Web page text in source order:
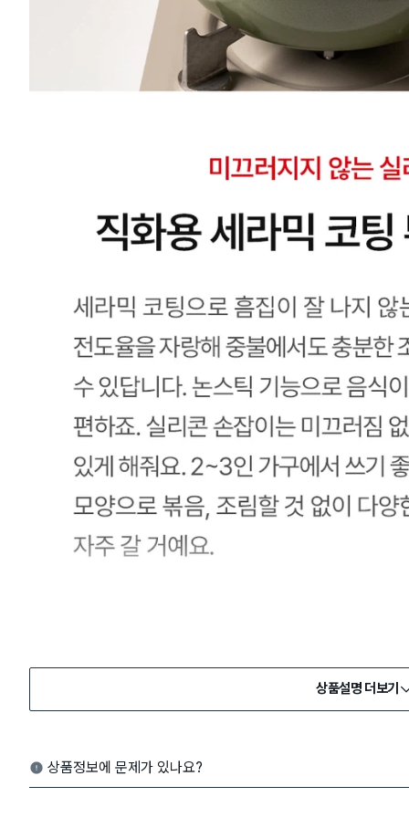
상품설명 더보기
상품정보에 문제가 있나요?